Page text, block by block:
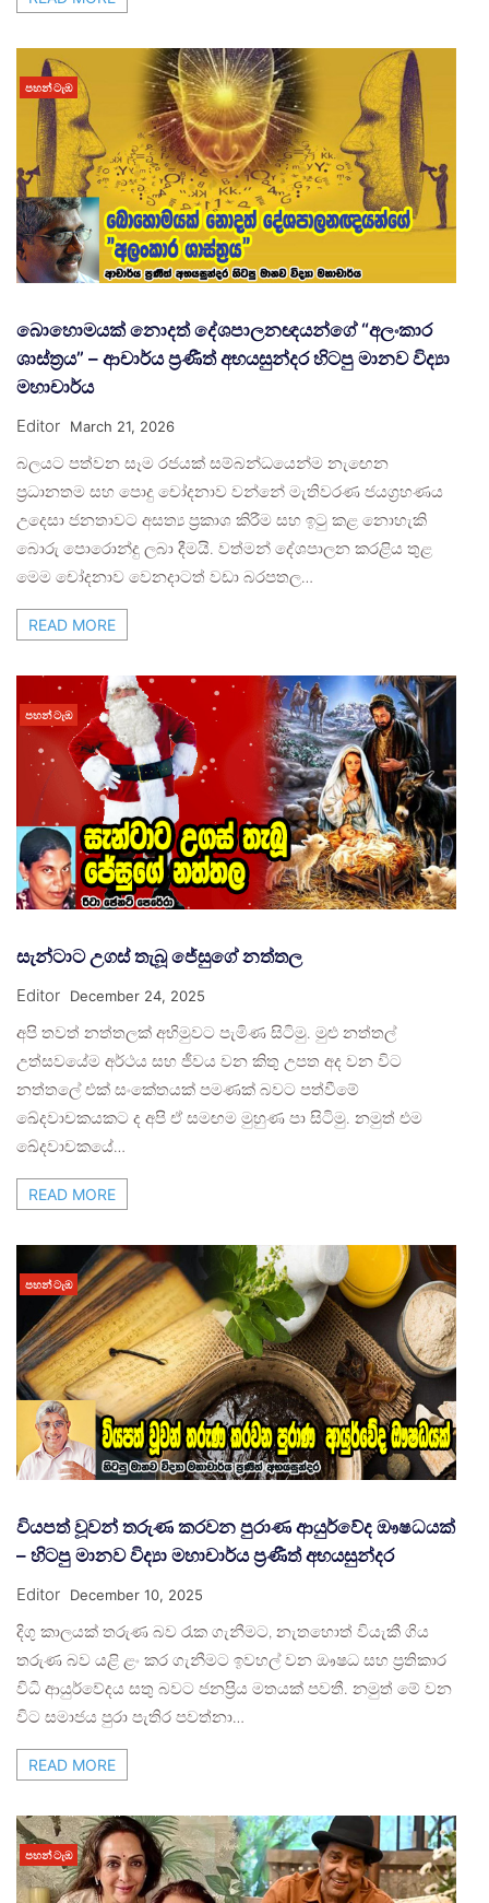
පහන් ටැඹ
බොහොමයක් නොදත් දේශපාලනඥයන්ගේ “අලංකාර
ශාස්ත්‍රය” – ආචාර්ය ප්‍රණීත් අභයසුන්දර හිටපු මානව විද්‍යා
මහාචාර්ය
Editor March 21, 2026
බලයට පත්වන සෑම රජයක් සම්බන්ධයෙන්ම නැඟෙන
ප්‍රධානතම සහ පොදු චෝදනාව වන්නේ මැතිවරණ ජයග්‍රහණය
උදෙසා ජනතාවට අසත්‍ය ප්‍රකාශ කිරීම සහ ඉටු කළ නොහැකි
බොරු පොරොන්දු ලබා දීමයි. වත්මන් දේශපාලන කරළිය තුළ
මෙම චෝදනාව වෙනදාටත් වඩා බරපතල…
READ MORE
පහන් ටැඹ
සැන්ටාට උගස් තැබූ ජේසුගේ නත්තල
Editor December 24, 2025
​අපි තවත් නත්තලක් අභිමුවට පැමිණ සිටිමු. මුළු නත්තල්
උත්සවයේම අර්ථය සහ ජීවය වන කිතු උපත අද වන විට
නත්තලේ එක් සංකේතයක් පමණක් බවට පත්වීමේ
ඛේදවාචකයකට ද අපි ඒ සමඟම මුහුණ පා සිටිමු. නමුත් එම
ඛේදවාචකයේ…
READ MORE
පහන් ටැඹ
වියපත් වූවන් තරුණ කරවන පුරාණ ආයුර්වේද ඖෂධයක්
– හිටපු මානව විද්‍යා මහාචාර්ය ප්‍රණීත් අභයසුන්දර
Editor December 10, 2025
දිගු කාලයක් තරුණ බව රැක ගැනීමට, නැතහොත් වියැකී ගිය
තරුණ බව යළි ළං කර ගැනීමට ඉවහල් වන ඖෂධ සහ ප්‍රතිකාර
විධි ආයුර්වේදය සතු බවට ජනප්‍රිය මතයක් පවතී. නමුත් මේ වන
විට සමාජය පුරා පැතිර පවත්නා…
READ MORE
පහන් ටැඹ